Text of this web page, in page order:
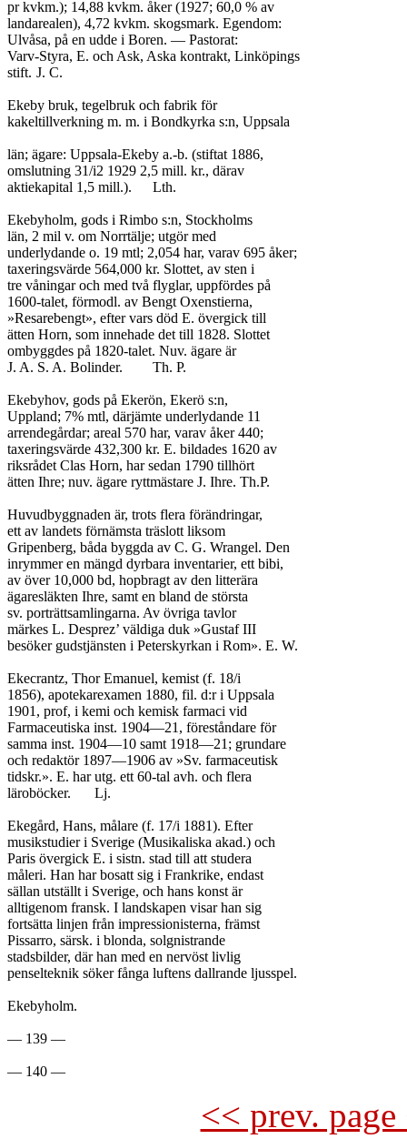
pr kvkm.); 14,88 kvkm. åker (1927; 60,0 % av
landarealen), 4,72 kvkm. skogsmark. Egendom:
Ulvåsa, på en udde i Boren. — Pastorat:
Varv-Styra, E. och Ask, Aska kontrakt, Linköpings
stift.	J. C.
Ekeby bruk, tegelbruk och fabrik för
kakeltillverkning m. m. i Bondkyrka s:n, Uppsala
län; ägare: Uppsala-Ekeby a.-b. (stiftat 1886,
omslutning 31/i2 1929 2,5 mill. kr., därav
aktiekapital 1,5 mill.).	Lth.
Ekebyholm, gods i Rimbo s:n, Stockholms
län, 2 mil v. om Norrtälje; utgör med
underlydande o. 19 mtl; 2,054 har, varav 695 åker;
taxeringsvärde 564,000 kr. Slottet, av sten i
tre våningar och med två flyglar, uppfördes på
1600-talet, förmodl. av Bengt Oxenstierna,
»Resarebengt», efter vars död E. övergick till
ätten Horn, som innehade det till 1828. Slottet
ombyggdes på 1820-talet. Nuv. ägare är
J. A. S. A. Bolinder.	Th. P.
Ekebyhov, gods på Ekerön, Ekerö s:n,
Uppland; 7% mtl, därjämte underlydande 11
arrendegårdar; areal 570 har, varav åker 440;
taxeringsvärde 432,300 kr. E. bildades 1620 av
riksrådet Clas Horn, har sedan 1790 tillhört
ätten Ihre; nuv. ägare ryttmästare J. Ihre. Th.P.
Huvudbyggnaden är, trots flera förändringar,
ett av landets förnämsta träslott liksom
Gripenberg, båda byggda av C. G. Wrangel. Den
inrymmer en mängd dyrbara inventarier, ett bibi,
av över 10,000 bd, hopbragt av den litterära
ägaresläkten Ihre, samt en bland de största
sv. porträttsamlingarna. Av övriga tavlor
märkes L. Desprez’ väldiga duk »Gustaf III
besöker gudstjänsten i Peterskyrkan i Rom». E. W.
Ekecrantz, Thor Emanuel, kemist (f. 18/i
1856), apotekarexamen 1880, fil. d:r i Uppsala
1901, prof, i kemi och kemisk farmaci vid
Farmaceutiska inst. 1904—21, föreståndare för
samma inst. 1904—10 samt 1918—21; grundare
och redaktör 1897—1906 av »Sv. farmaceutisk
tidskr.». E. har utg. ett 60-tal avh. och flera
läroböcker.	Lj.
Ekegård, Hans, målare (f. 17/i 1881). Efter
musikstudier i Sverige (Musikaliska akad.) och
Paris övergick E. i sistn. stad till att studera
måleri. Han har bosatt sig i Frankrike, endast
sällan utställt i Sverige, och hans konst är
alltigenom fransk. I landskapen visar han sig
fortsätta linjen från impressionisterna, främst
Pissarro, särsk. i blonda, solgnistrande
stadsbilder, där han med en nervöst livlig
penselteknik söker fånga luftens dallrande ljusspel.
Ekebyholm.
— 139 —
<< prev.